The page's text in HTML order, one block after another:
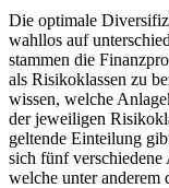
Die optimale
wahllos auf
stammen die
als Risikoklassen zu
wissen, welche
der jeweiligen
geltende Einteilung
sich fünf verschiedene
welche unter anderem